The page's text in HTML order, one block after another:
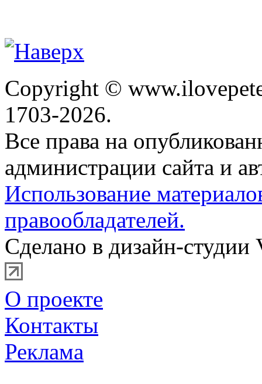
Copyright ©
1703-2026.
Все права на
администрации сайта и
Использование
правообладателей.
Сделано в дизайн-студии
О проекте
Контакты
Реклама